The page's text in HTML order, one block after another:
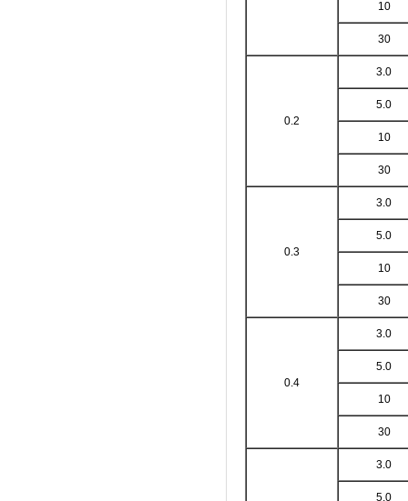
10
30
0.2
3.0
5.0
10
30
0.3
3.0
5.0
10
30
0.4
3.0
5.0
10
30
3.0
5.0